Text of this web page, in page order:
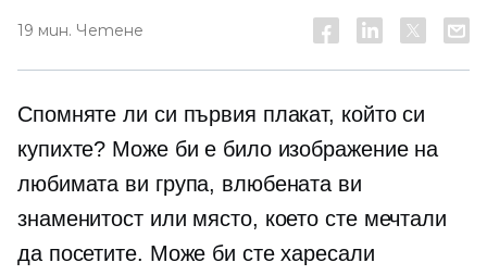
19 мин. Четене
Спомняте ли си първия плакат, който си
купихте? Може би е било изображение на
любимата ви група, влюбената ви
знаменитост или място, което сте мечтали
да посетите. Може би сте харесали